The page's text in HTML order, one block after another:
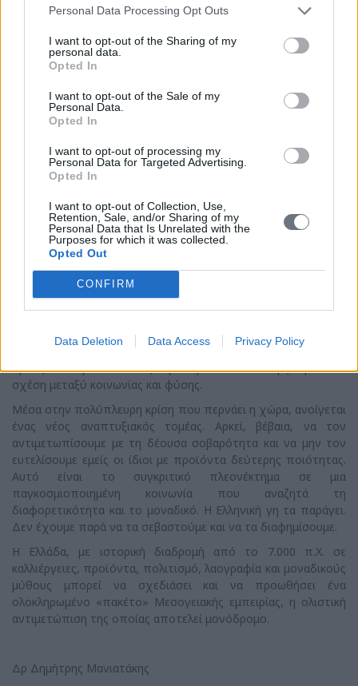
Personal Data Processing Opt Outs
I want to opt-out of the Sharing of my
personal data.
Opted In
I want to opt-out of the Sale of my
Personal Data.
Opted In
I want to opt-out of processing my
Personal Data for Targeted Advertising.
Opted In
I want to opt-out of Collection, Use,
Retention, Sale, and/or Sharing of my
Personal Data that Is Unrelated with the
Purposes for which it was collected.
Opted Out
CONFIRM
Data Deletion Data Access Privacy Policy
πλευρά δεν μπορούμε να αγνοούμε τα σύννεφα που έχουν
γεωργίας που θα μπορεί να δώσει λύσεις στις σύγχρονες
προκλήσεις. Η χάραξη εθνικής αγροτικής πολιτικής και ο
ανανεωμένος (υγιής) ρόλος του συνεργατισμού αποτελούν
τις δύο αναγκαίες συνθήκες για τη δημιουργία της νέας
βιώσιμης γεωργίας, οι οποίες θα πρέπει να εστιάζουν στην
εφαρμογή Συστήματος Ολοκληρωμένης Διαχείρισης, δηλαδή
βελτίωση της ποιότητας-μείωση του κόστους παραγωγής
Η εξαιρετική ποιότητα των ελληνικών προϊόντων, ο
πλούσιος γαστρονομικός μας πολιτισμός και εν γένει η
πολιτιστική μας κληρονομιά, η περιβαλλοντική διάσταση της
ελληνικής γεωργίας και η μοναδικότητα του ελληνικού τοπίου,
είναι συγκριτικά πλεονεκτήματα που οφείλουμε να
αξιοποιήσουμε. Το «στοίχημα» είναι η επιτυχής διασύνδεση
της πρωτογενούς και δευτερογενούς αγροτικής παραγωγικής
διαδικασίας με την κατανάλωση, με την ταυτόχρονη προβολή
με τη γαστρονομία και τα τοπικά παραδοσιακά προϊόντα. Η
σύγχρονη πρόκληση είναι ο συσχετισμός τους με τέτοιους
όρους και προϋποθέσεις προκειμένου να υπάρξει μια νέα
σχέση μεταξύ κοινωνίας και φύσης.
Μέσα στην πολύπλευρη κρίση που περνάει η χώρα, ανοίγεται
ένας νέος αναπτυξιακός τομέας. Αρκεί, βέβαια, να τον
αντιμετωπίσουμε με τη δέουσα σοβαρότητα και να μην τον
ευτελίσουμε εμείς οι ίδιοι με προϊόντα δεύτερης ποιότητας.
Αυτό είναι το συγκριτικό πλεονέκτημα σε μια
παγκοσμιοποιημένη κοινωνία που αναζητά τη
διαφορετικότητα και το μοναδικό. Η Ελληνική γη τα παράγει.
Δεν έχουμε παρά να τα σεβαστούμε και να τα διαφημίσουμε.
Η Ελλάδα, με ιστορική διαδρομή από το 7.000 π.Χ. σε
καλλιέργειες, προϊόντα, πολιτισμό, λαογραφία και μοναδικούς
μύθους μπορεί να σχεδιάσει και να προωθήσει ένα
ολοκληρωμένο «πακέτο» Μεσογειακής εμπειρίας, η ολιστική
αντιμετώπιση της οποίας αποτελεί μονόδρομο.
Δρ Δημήτρης Μανιατάκης